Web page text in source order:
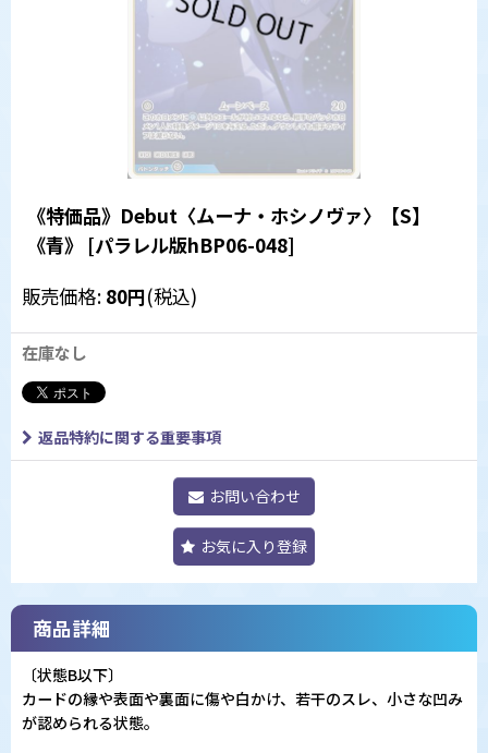
《特価品》Debut〈ムーナ・ホシノヴァ〉【S】
《青》 [パラレル版hBP06-048]
販売価格: 80円(税込)
在庫なし
返品特約に関する重要事項
お問い合わせ
お気に入り登録
商品詳細
〔状態B以下〕
カードの縁や表面や裏面に傷や白かけ、若干のスレ、小さな凹み
が認められる状態。